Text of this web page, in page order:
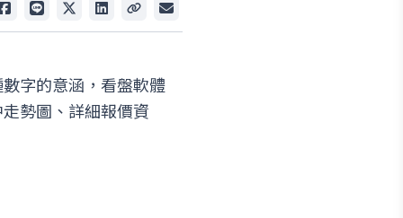
字的意涵，看盤軟體
勢圖、詳細報價資